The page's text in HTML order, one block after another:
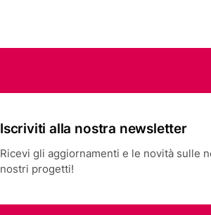
Iscriviti alla nostra newsletter
Ricevi gli aggiornamenti e le novità sulle
nostri progetti!